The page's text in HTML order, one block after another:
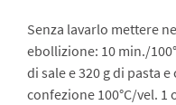
Senza lavarlo mettere
ebollizione: 10 min./
di sale e 320 g di pasta
confezione 100°C/vel.